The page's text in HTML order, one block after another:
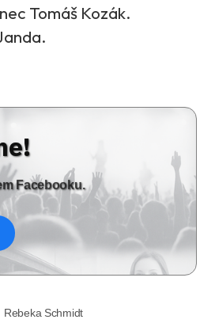
Tomáš Kozák.
Facebooku.
Rebeka Schmidt